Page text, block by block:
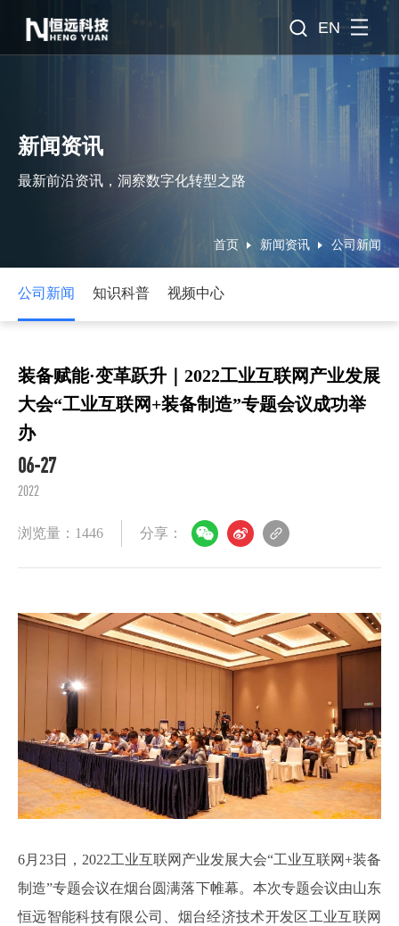
EN
新闻资讯
最新前沿资讯，洞察数字化转型之路
首页 新闻资讯 公司新闻
公司新闻 知识科普 视频中心
装备赋能·变革跃升｜2022工业互联网产业发展
大会“工业互联网+装备制造”专题会议成功举
办
06-27
2022
浏览量：1446 分享：
6月23日，2022工业互联网产业发展大会“工业互联网+装备
制造”专题会议在烟台圆满落下帷幕。本次专题会议由山东
恒远智能科技有限公司、烟台经济技术开发区工业互联网